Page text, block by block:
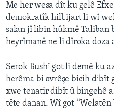
SERNIVÎS
SORANÎ
FOLLOW US
Me her wesa dît ku gelê
demokratîk hilbijart li wî
salan jî libin hûkmê Taliban
heyrîmanê ne li dîroka doza
Serok Bushî got li demê ku
herêma bi avrêşe bicih dibît
xwe tenatir dibît û bingehê
tête danan. Wî got